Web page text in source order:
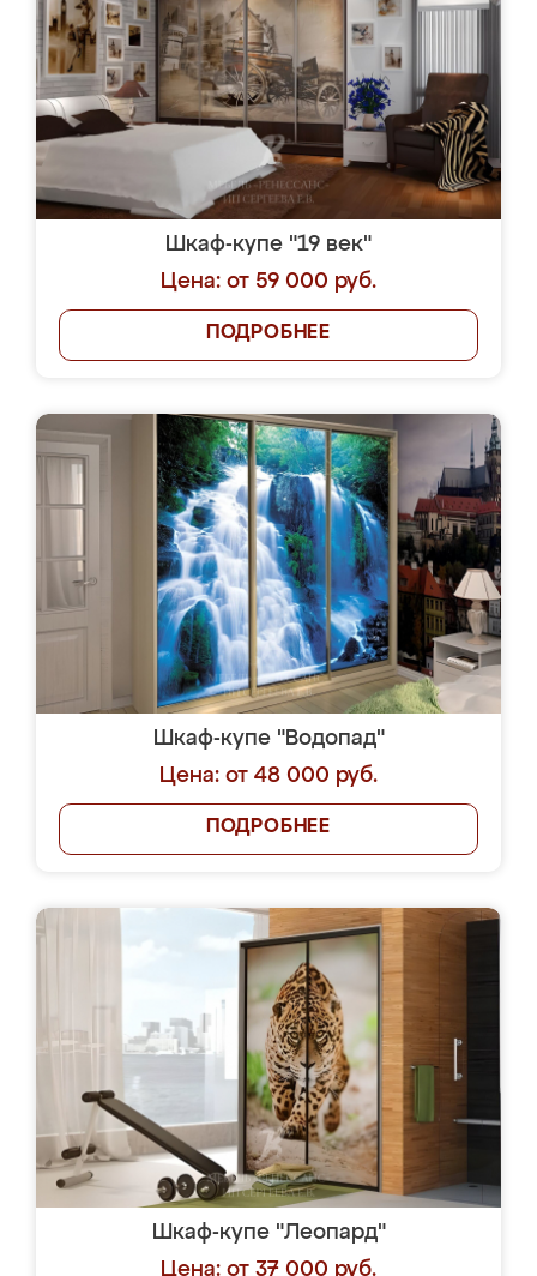
Шкаф-купе "19 век"
Цена: от 59 000 руб.
ПОДРОБНЕЕ
Шкаф-купе "Водопад"
Цена: от 48 000 руб.
ПОДРОБНЕЕ
Шкаф-купе "Леопард"
Цена: от 37 000 руб.